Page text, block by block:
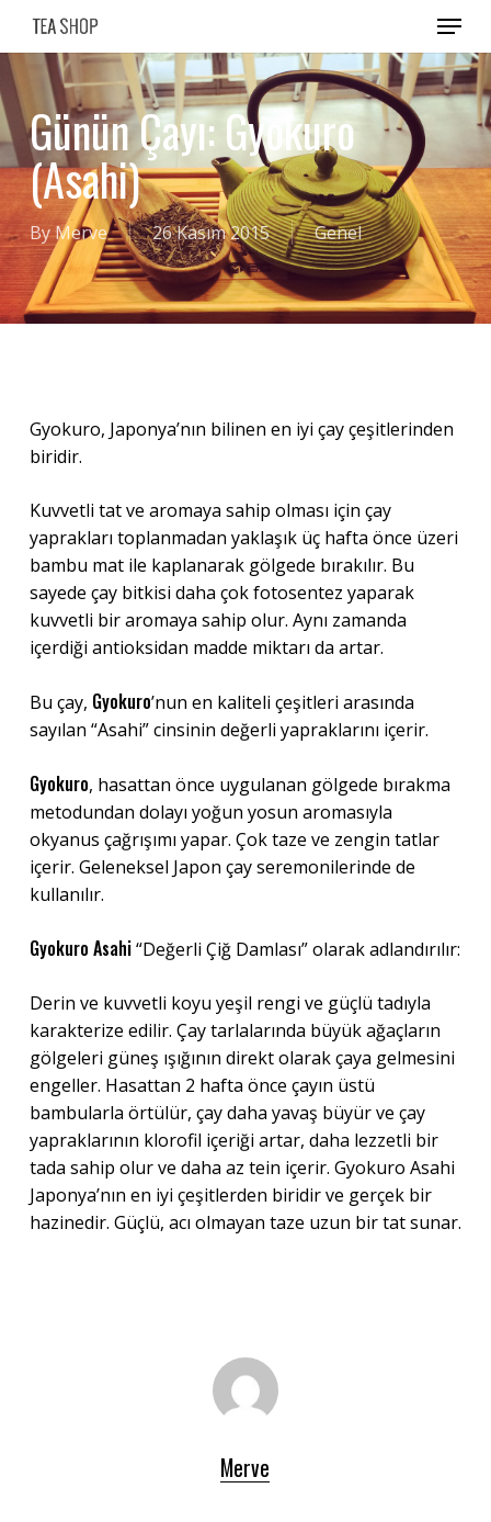
Skip
main
content
Menu
Günün Çayı: Gyokuro
(Asahi)
ByMerve 26 Kasım 2015 Genel
Gyokuro, Japonya’nın bilinen en iyi çay çeşitlerinden
biridir.
Kuvvetli tat ve aromaya sahip olması için çay
yaprakları toplanmadan yaklaşık üç hafta önce üzeri
bambu mat ile kaplanarak gölgede bırakılır. Bu
sayede çay bitkisi daha çok fotosentez yaparak
kuvvetli bir aromaya sahip olur. Aynı zamanda
içerdiği antioksidan madde miktarı da artar.
Bu çay, Gyokuro’nun en kaliteli çeşitleri arasında
sayılan “Asahi” cinsinin değerli yapraklarını içerir.
Gyokuro, hasattan önce uygulanan gölgede bırakma
metodundan dolayı yoğun yosun aromasıyla
okyanus çağrışımı yapar. Çok taze ve zengin tatlar
içerir. Geleneksel Japon çay seremonilerinde de
kullanılır.
Gyokuro Asahi“Değerli Çiğ Damlası” olarak adlandırılır:
Derin ve kuvvetli koyu yeşil rengi ve güçlü tadıyla
karakterize edilir. Çay tarlalarında büyük ağaçların
gölgeleri güneş ışığının direkt olarak çaya gelmesini
engeller. Hasattan 2 hafta önce çayın üstü
bambularla örtülür, çay daha yavaş büyür ve çay
yapraklarının klorofil içeriği artar, daha lezzetli bir
tada sahip olur ve daha az tein içerir. Gyokuro Asahi
Japonya’nın en iyi çeşitlerden biridir ve gerçek bir
hazinedir. Güçlü, acı olmayan taze uzun bir tat sunar.
Merve